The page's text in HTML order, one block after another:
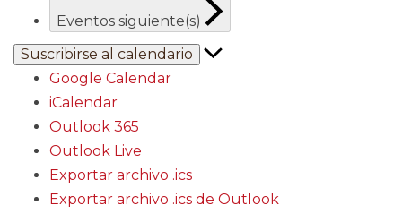
Eventos siguiente(s)
Suscribirse al calendario
Google Calendar
iCalendar
Outlook 365
Outlook Live
Exportar archivo .ics
Exportar archivo .ics de Outlook